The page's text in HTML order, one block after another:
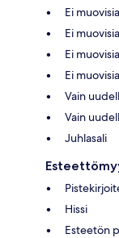
Ei
Ei
Ei
Ei
Vain
Vain
Juhlasali
Hissi
Esteetön